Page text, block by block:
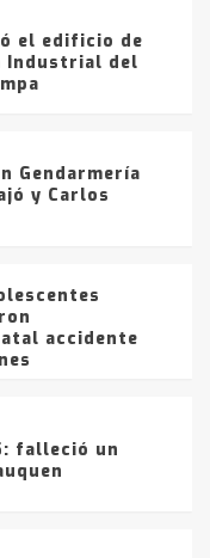
el edificio de
Industrial del
Gendarmería
y Carlos
accidente
falleció un